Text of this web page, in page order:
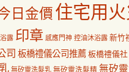
日金價住宅用
露 印章 感應門神 控油沐浴露 新竹
司 板橋禮儀公司推薦板橋禮儀社
無矽靈洗髮乳 無矽靈洗髮精 無矽